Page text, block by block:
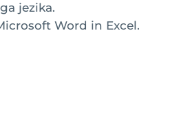
jezika.
Word in Excel.